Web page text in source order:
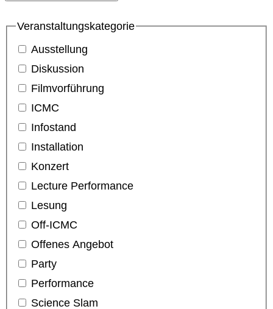
Veranstaltungskategorie
Ausstellung
Diskussion
Filmvorführung
ICMC
Infostand
Installation
Konzert
Lecture Performance
Lesung
Off-ICMC
Offenes Angebot
Party
Performance
Science Slam